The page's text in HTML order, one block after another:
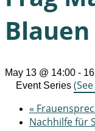
May 13 @ 14:00 -
Event Series
«
Nachhilfe für